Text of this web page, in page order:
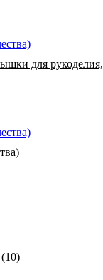
для рукоделия,
(10)